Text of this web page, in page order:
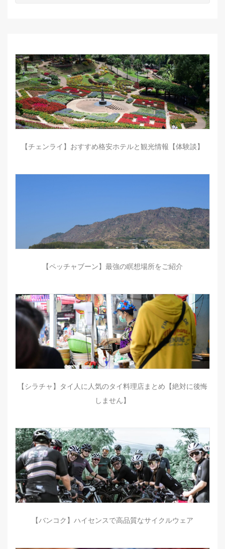
【チェンライ】おすすめ格安ホテルと観光情報【体験談】
【ペッチャブーン】最強の瞑想場所をご紹介
【シラチャ】タイ人に人気のタイ料理店まとめ【絶対に後悔
しません】
【バンコク】ハイセンスで高品質なサイクルウェア